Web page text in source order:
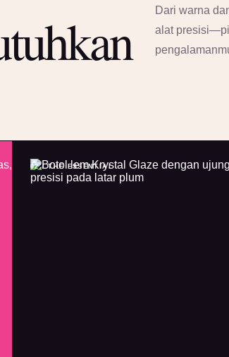
Dari warna
alat
02 / THE ESSENTIAL